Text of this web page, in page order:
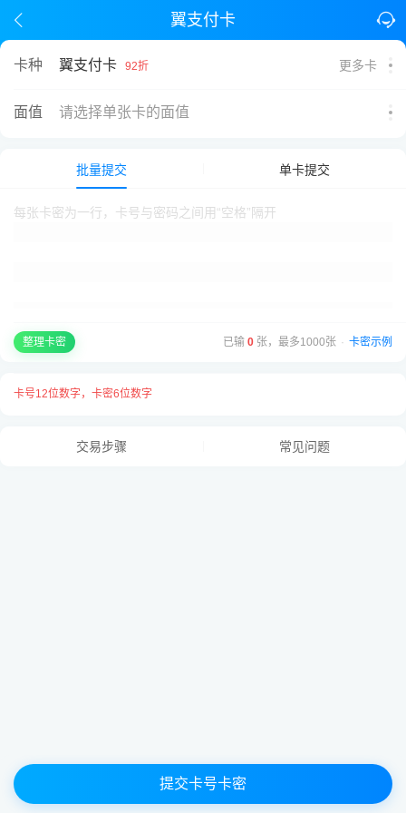
翼支付卡
卡种 翼支付卡 92折 更多卡
面值 请选择单张卡的面值
批量提交 单卡提交
整理卡密 已输 0 张，最多1000张 · 卡密示例
卡号12位数字，卡密6位数字
交易步骤 常见问题
提交卡号卡密
每张卡占用一行用
隔开，例：